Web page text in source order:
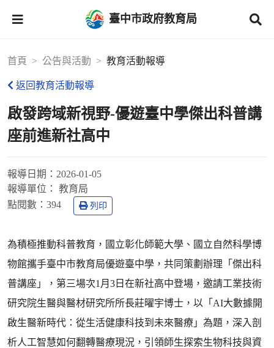
臺中市政府教育局
首頁 公告與活動 教育活動報導
返回教育活動報導
啟發跨域新視野-優遊臺中學傑出科普講
座前進新社高中
報導日期： 2026-01-05
報導單位：
教育局
點閱數： 394 列印
為積極推動科普教育，國立彰化師範大學、國立自然科學博
物館攜手臺中市教育局優遊臺中學，共同策劃辦理「傑出科
普講座」，第三場次1月3日在新社高中登場，邀請工業技術
研究院生醫與醫材研究所所長莊曜宇博士，以「AI大數據開
啟生醫新時代：從生活健康科技到未來醫療」為題，深入剖
析人工智慧如何翻轉醫療現況，引領師生探索生物科技與資